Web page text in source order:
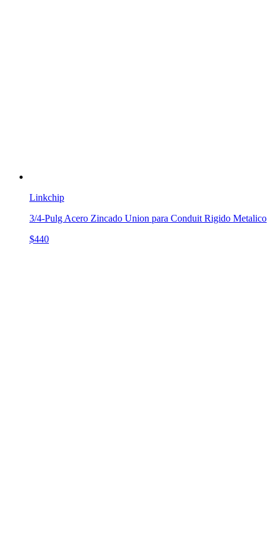
Linkchip
3/4-Pulg Acero Zincado Union para Conduit Rigido Metalico
$440